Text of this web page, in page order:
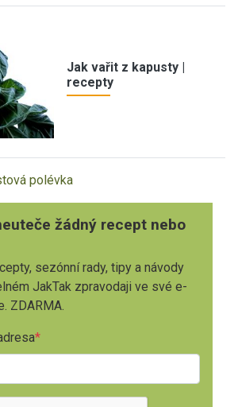
Jak vařit z kapusty |
recepty
polévka
žádný recept nebo
sezónní rady, tipy a návody
JakTak zpravodaji ve své e-
ZDARMA.